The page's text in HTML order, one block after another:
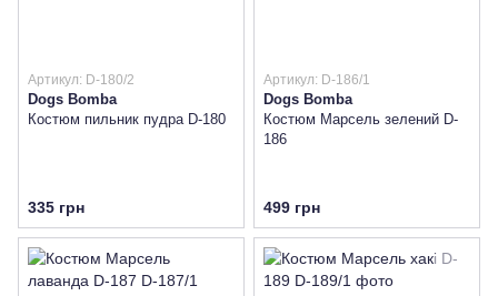
Артикул: D-180/2
Dogs Bomba
Костюм пильник пудра D-180
335 грн
Артикул: D-186/1
Dogs Bomba
Костюм Марсель зелений D-
186
499 грн